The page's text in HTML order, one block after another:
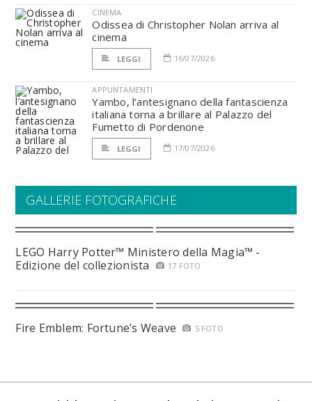
CINEMA
Odissea di Christopher Nolan arriva al
cinema
LEGGI 16/07/2026
APPUNTAMENTI
Yambo, l’antesignano della fantascienza
italiana torna a brillare al Palazzo del
Fumetto di Pordenone
LEGGI 17/07/2026
GALLERIE FOTOGRAFICHE
LEGO Harry Potter™ Ministero della Magia™ -
Edizione del collezionista
17 FOTO
Fire Emblem: Fortune’s Weave 5 FOTO